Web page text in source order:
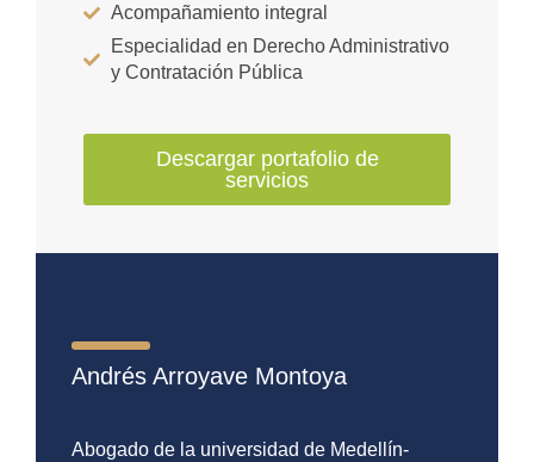
Acompañamiento integral
Especialidad en Derecho Administrativo
y Contratación Pública
Descargar portafolio de
servicios
Andrés Arroyave Montoya
Abogado de la universidad de Medellín-